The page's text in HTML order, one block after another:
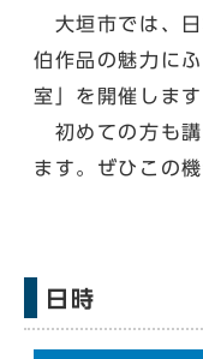
大垣市では、日
伯作品の魅力に
室」を開催します
初めての方も講
ます。ぜひこの
日時